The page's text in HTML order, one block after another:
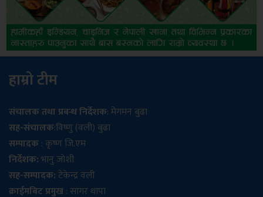
हाम्रो टीम
संचालक तथा प्रबन्ध निर्देशक: मेगमन बुढा
सह-संचालक:विष्णु (वली) बुढा
सम्पादक: कृष्ण जि.एम
निर्देशक:भानु जोशी
सह-सम्पादक:टेकेन्द्र वली
क्राईमबिट प्रमुख: सागर थापा